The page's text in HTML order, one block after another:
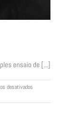
ensaio de [...]
desativados
Anjinha